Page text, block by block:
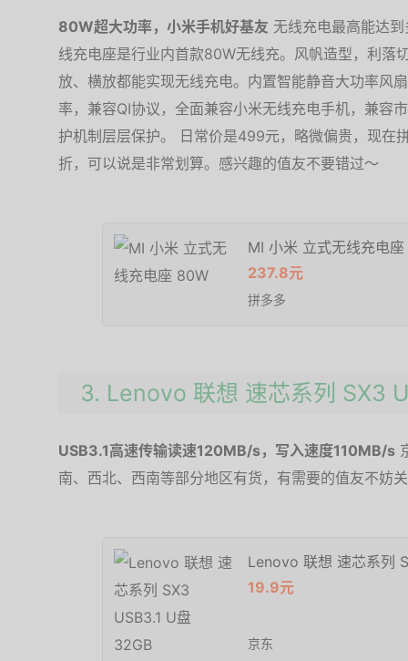
80W超大功率，小米手机好基友 无线充电最高能达
线充电座是行业内首款80W无线充。风帆造型，利落
放、横放都能实现无线充电。内置智能静音大功率风
率，兼容QI协议，全面兼容小米无线充电手机，兼容
护机制层层保护。 日常价是499元，略微偏贵，现在
折，可以说是非常划算。感兴趣的值友不要错过～
MI 小米 立式无线充电
237.8元
拼多多
3. Lenovo 联想 速芯系列 SX3
USB3.1高速传输读速120MB/s，写入速度110MB/s
南、西北、西南等部分地区有货，有需要的值友不妨
Lenovo 联想 速芯系列
19.9元
京东